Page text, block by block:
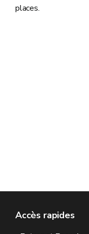
places.
Accès rapides